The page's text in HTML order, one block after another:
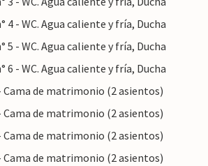
Ses Salines, Colonia de Sant Jordi y
región sur de Mallorca, donde la
y la producción de sal dominan el
compras para las necesidades
en Campos o Ses Salines, donde
tiene lugar el mercado semanal de
destacable es la proximidad a
de la costa sur, Ses Covetes o Es
6 km de distancia.
4 - WC. Agua caliente y fría, Ducha
5 - WC. Agua caliente y fría, Ducha
6 - WC. Agua caliente y fría, Ducha
de matrimonio (2 asientos)
de matrimonio (2 asientos)
de matrimonio (2 asientos)
de matrimonio (2 asientos)